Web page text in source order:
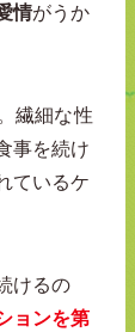
情がうか
繊細な性
事を続け
ているケ
けるの
ョンを第